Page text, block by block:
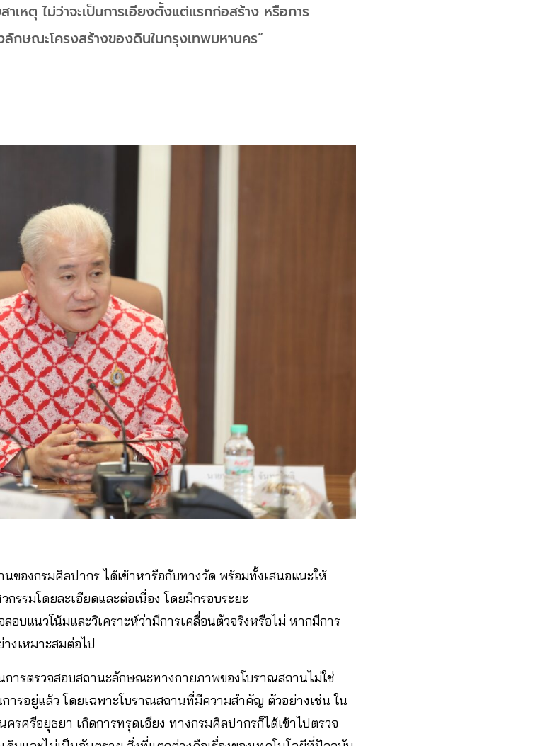
เหตุ ไม่ว่าจะเป็นการเอียงตั้งแต่แรกก่อสร้าง หรือการ
กษณะโครงสร้างของดินในกรุงเทพมหานคร”
องกรมศิลปากร ได้เข้าหารือกับทางวัด พร้อมทั้งเสนอแนะให้
รรมโดยละเอียดและต่อเนื่อง โดยมีกรอบระยะ
อบแนวโน้มและวิเคราะห์ว่ามีการเคลื่อนตัวจริงหรือไม่ หากมีการ
งเหมาะสมต่อไป
ารตรวจสอบสถานะลักษณะทางกายภาพของโบราณสถานไม่ใช่
ารอยู่แล้ว โดยเฉพาะโบราณสถานที่มีความสำคัญ ตัวอย่างเช่น ใน
รศรีอยุธยา เกิดการทรุดเอียง ทางกรมศิลปากรก็ได้เข้าไปตรวจ